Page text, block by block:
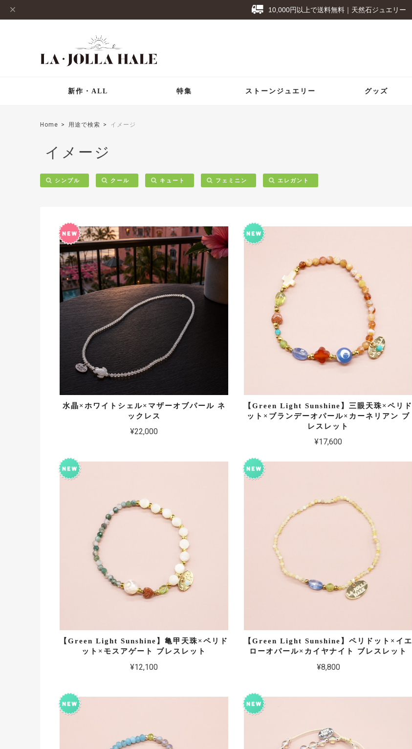
10,000円以上で送料無料｜天然石ジュエリー
新作・ALL 特集 ストーンジュエリー グッズ
Home 用途で検索 イメージ
イメージ
シンプル クール キュート フェミニン エレガント
水晶×ホワイトシェル×マザーオブパール ネ
ックレス
¥22,000
【Green Light Sunshine】三眼天珠×ペリド
ット×ブランデーオパール×カーネリアン ブ
レスレット
¥17,600
【Green Light Sunshine】亀甲天珠×ペリド
ット×モスアゲート ブレスレット
¥12,100
【Green Light Sunshine】ペリドット×イエ
ローオパール×カイヤナイト ブレスレット
¥8,800